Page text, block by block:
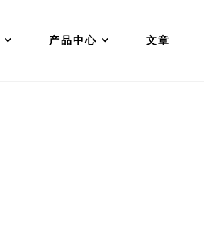
产品中心 文章